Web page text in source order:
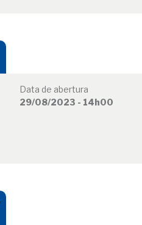
Data de abertura
29/08/2023 - 14h00